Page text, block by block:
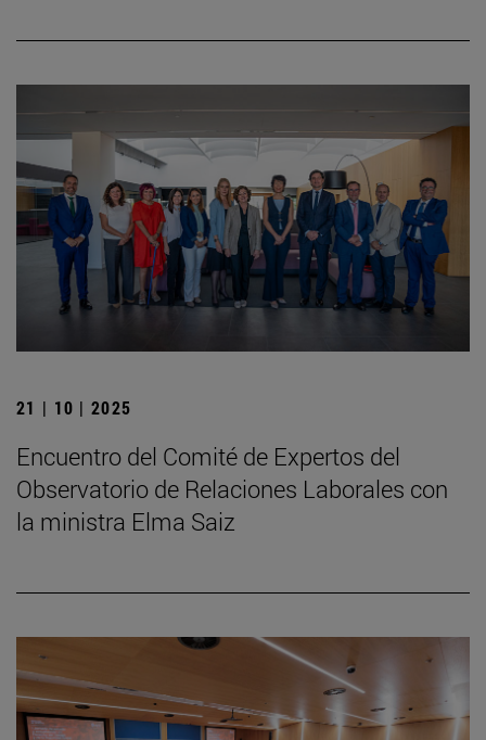
21 | 10 | 2025
Encuentro del Comité de Expertos del
Observatorio de Relaciones Laborales con
la ministra Elma Saiz